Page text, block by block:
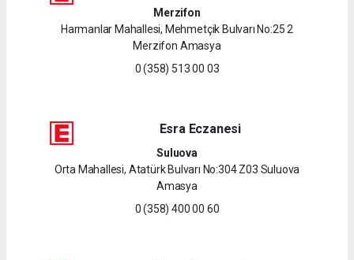
Merzifon
Harmanlar Mahallesi, Mehmetçik Bulvarı No:25 2
Merzifon Amasya
0 (358) 513 00 03
Esra Eczanesi
Suluova
Orta Mahallesi, Atatürk Bulvarı No:304 Z03 Suluova
Amasya
0 (358) 400 00 60